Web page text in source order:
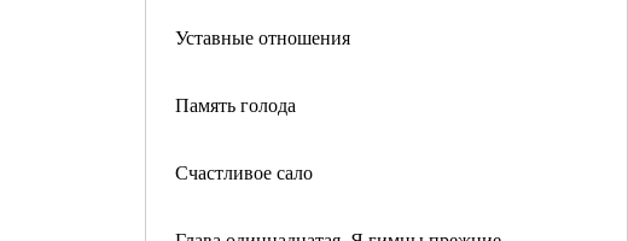
Уставные отношения
Память голода
Счастливое сало